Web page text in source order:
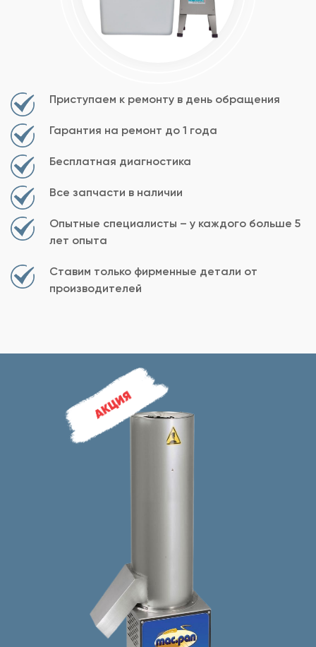
Приступаем к ремонту в день обращения
Гарантия на ремонт до 1 года
Бесплатная диагностика
Все запчасти в наличии
Опытные специалисты – у каждого больше 5
лет опыта
Ставим только фирменные детали от
производителей